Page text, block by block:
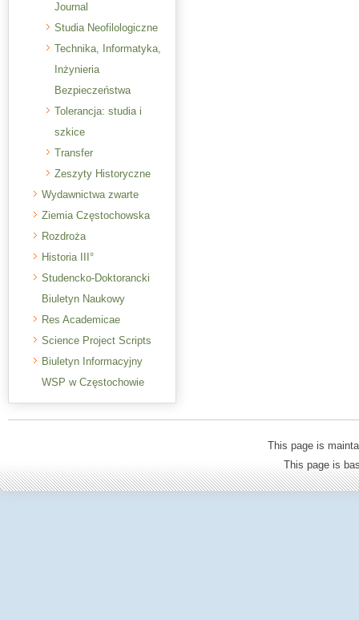
Journal
Studia Neofilologiczne
Technika, Informatyka,
Inżynieria
Bezpieczeństwa
Tolerancja: studia i
szkice
Transfer
Zeszyty Historyczne
Wydawnictwa zwarte
Ziemia Częstochowska
Rozdroża
Historia III°
Studencko-Doktorancki
Biuletyn Naukowy
Res Academicae
Science Project Scripts
Biuletyn Informacyjny
WSP w Częstochowie
This page is
This page is